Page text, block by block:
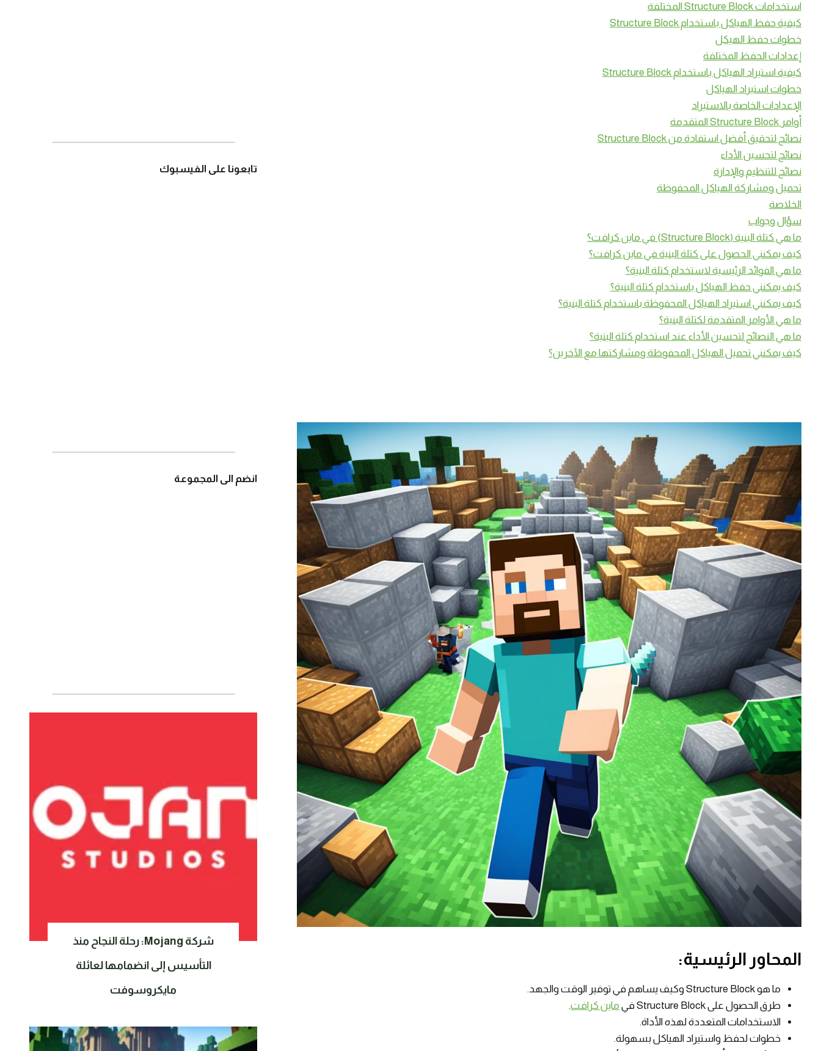
استخدامات Structure Block المختلفة
كيفية حفظ الهياكل باستخدام Structure Block
خطوات حفظ الهيكل
إعدادات الحفظ المختلفة
كيفية استيراد الهياكل باستخدام Structure Block
خطوات استيراد الهياكل
الإعدادات الخاصة بالاستيراد
أوامر Structure Block المتقدمة
نصائح لتحقيق أفضل استفادة من Structure Block
نصائح لتحسين الأداء
نصائح للتنظيم والإدارة
تحميل ومشاركة الهياكل المحفوظة
الخلاصة
سؤال وجواب
ما هي كتلة البنية (Structure Block) في ماين كرافت؟
كيف يمكنني الحصول على كتلة البنية في ماين كرافت؟
ما هي الفوائد الرئيسية لاستخدام كتلة البنية؟
كيف يمكنني حفظ الهياكل باستخدام كتلة البنية؟
كيف يمكنني استيراد الهياكل المحفوظة باستخدام كتلة البنية؟
ما هي الأوامر المتقدمة لكتلة البنية؟
ما هي النصائح لتحسين الأداء عند استخدام كتلة البنية؟
كيف يمكنني تحميل الهياكل المحفوظة ومشاركتها مع الآخرين؟
المحاور الرئيسية:
ما هو Structure Block وكيف يساهم في توفير الوقت والجهد.
طرق الحصول على Structure Block في
ماين كرافت.
الاستخدامات المتعددة لهذه الأداة.
خطوات لحفظ واستيراد الهياكل بسهولة.
تابعونا على الفيسبوك
انضم الى المجموعة
شركة Mojang: رحلة النجاح منذ
التأسيس إلى انضمامها لعائلة
مايكروسوفت